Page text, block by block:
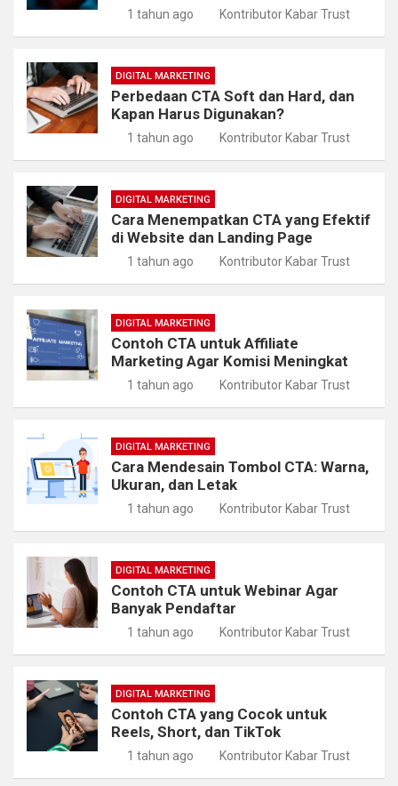
1 tahun ago Kontributor Kabar Trust
DIGITAL MARKETING
Perbedaan CTA Soft dan Hard, dan
Kapan Harus Digunakan?
1 tahun ago Kontributor Kabar Trust
DIGITAL MARKETING
Cara Menempatkan CTA yang Efektif
di Website dan Landing Page
1 tahun ago Kontributor Kabar Trust
DIGITAL MARKETING
Contoh CTA untuk Affiliate
Marketing Agar Komisi Meningkat
1 tahun ago Kontributor Kabar Trust
DIGITAL MARKETING
Cara Mendesain Tombol CTA: Warna,
Ukuran, dan Letak
1 tahun ago Kontributor Kabar Trust
DIGITAL MARKETING
Contoh CTA untuk Webinar Agar
Banyak Pendaftar
1 tahun ago Kontributor Kabar Trust
DIGITAL MARKETING
Contoh CTA yang Cocok untuk
Reels, Short, dan TikTok
1 tahun ago Kontributor Kabar Trust